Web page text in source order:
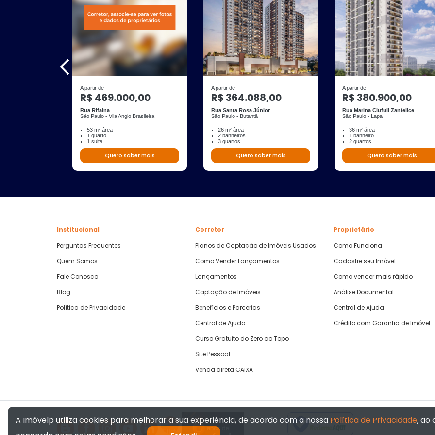
A partir de
R$ 469.000,00
Rua Rifaina
São Paulo - Vila Anglo Brasileira
53 m² área
1 quarto
1 suite
Quero saber mais
A partir de
R$ 364.088,00
Rua Santa Rosa Júnior
São Paulo - Butantã
26 m² área
2 banheiros
3 quartos
Quero saber mais
A partir de
R$ 380.900,00
Rua Marina Ciufuli Zanfelice
São Paulo - Lapa
36 m² área
1 banheiro
2 quartos
Quero saber mais
Institucional
Perguntas Frequentes
Quem Somos
Fale Conosco
Blog
Política de Privacidade
Corretor
Planos de Captação de Imóveis Usados
Como Vender Lançamentos
Lançamentos
Captação de Imóveis
Benefícios e Parcerias
Central de Ajuda
Curso Gratuito do Zero ao Topo
Site Pessoal
Venda direta CAIXA
Proprietário
Como Funciona
Cadastre seu Imóvel
Como vender mais rápido
Análise Documental
Central de Ajuda
Crédito com Garantia de Imóvel
Verificada por
A Imóvelp utiliza cookies para melhorar a sua experiência, de acordo com a nossa Política de Privacidade, ao